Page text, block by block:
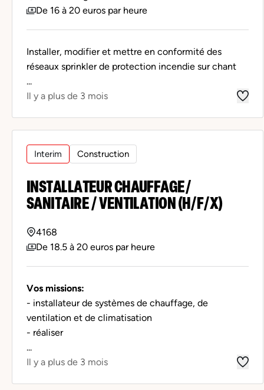
De 16 à 20 euros par heure
Installer, modifier et mettre en conformité des
réseaux sprinkler de protection incendie sur chant
...
Il y a plus de 3 mois
Interim Construction
INSTALLATEUR CHAUFFAGE/
SANITAIRE / VENTILATION (H/F/X)
4168
De 18.5 à 20 euros par heure
Vos missions:
- installateur de systèmes de chauffage, de
ventilation et de climatisation
- réaliser
...
Il y a plus de 3 mois